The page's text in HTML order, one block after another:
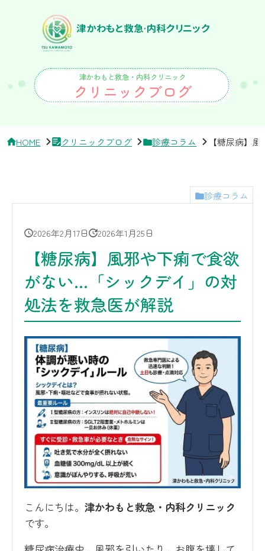
津かわもと救急・内科クリニック
クリニックブログ
HOME クリニックブログ 診療コラム 【糖尿病】
診療コラム
2026年2月17日 2026年1月25日
【糖尿病】風邪や下痢で食欲
がない…「シックデイ」の対
処法を救急医が解説
こんにちは。 津かわもと救急・内科クリニック
です。